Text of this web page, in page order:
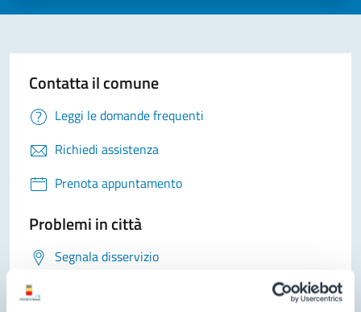
Contatta il comune
Leggi le domande frequenti
Richiedi assistenza
Prenota appuntamento
Problemi in città
Segnala disservizio